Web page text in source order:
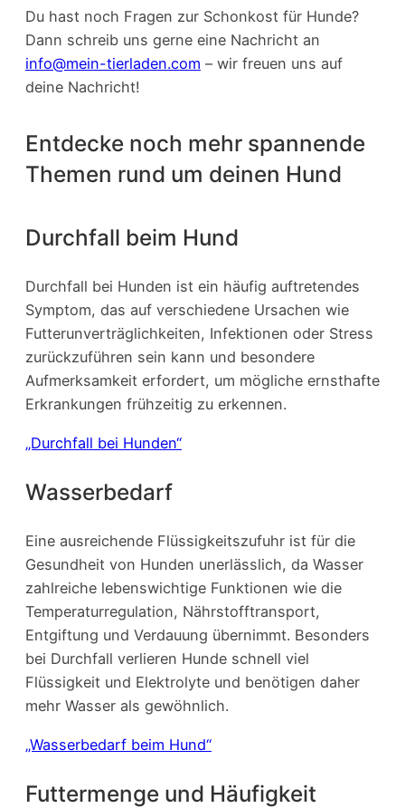
Du hast noch Fragen zur Schonkost für Hunde?
Dann schreib uns gerne eine Nachricht an
info@mein-tierladen.com – wir freuen uns auf
deine Nachricht!
Entdecke noch mehr spannende
Themen rund um deinen Hund
Durchfall beim Hund
Durchfall bei Hunden ist ein häufig auftretendes
Symptom, das auf verschiedene Ursachen wie
Futterunverträglichkeiten, Infektionen oder Stress
zurückzuführen sein kann und besondere
Aufmerksamkeit erfordert, um mögliche ernsthafte
Erkrankungen frühzeitig zu erkennen.
„Durchfall bei Hunden“
Wasserbedarf
Eine ausreichende Flüssigkeitszufuhr ist für die
Gesundheit von Hunden unerlässlich, da Wasser
zahlreiche lebenswichtige Funktionen wie die
Temperaturregulation, Nährstofftransport,
Entgiftung und Verdauung übernimmt. Besonders
bei Durchfall verlieren Hunde schnell viel
Flüssigkeit und Elektrolyte und benötigen daher
mehr Wasser als gewöhnlich.
„Wasserbedarf beim Hund“
Futtermenge und Häufigkeit